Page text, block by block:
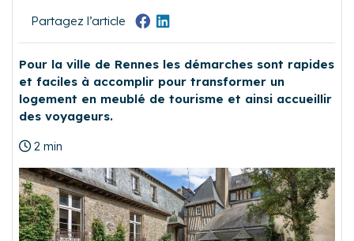
Partagez l’article
Pour la ville de Rennes les démarches sont rapides
et faciles à accomplir pour transformer un
logement en meublé de tourisme et ainsi accueillir
des voyageurs.
2 min